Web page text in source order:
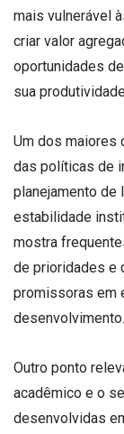
mais vulnerável
criar valor
oportunidades
sua
Um dos maiores
das políticas de
planejamento
estabilidade
mostra
de prioridades e
promissoras em
desenvolvimento.
Outro ponto
acadêmico e o
desenvolvidas